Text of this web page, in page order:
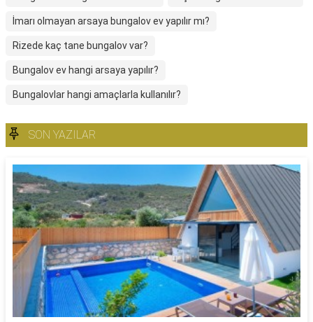
İmarı olmayan arsaya bungalov ev yapılır mı?
Rizede kaç tane bungalov var?
Bungalov ev hangi arsaya yapılır?
Bungalovlar hangi amaçlarla kullanılır?
SON YAZILAR